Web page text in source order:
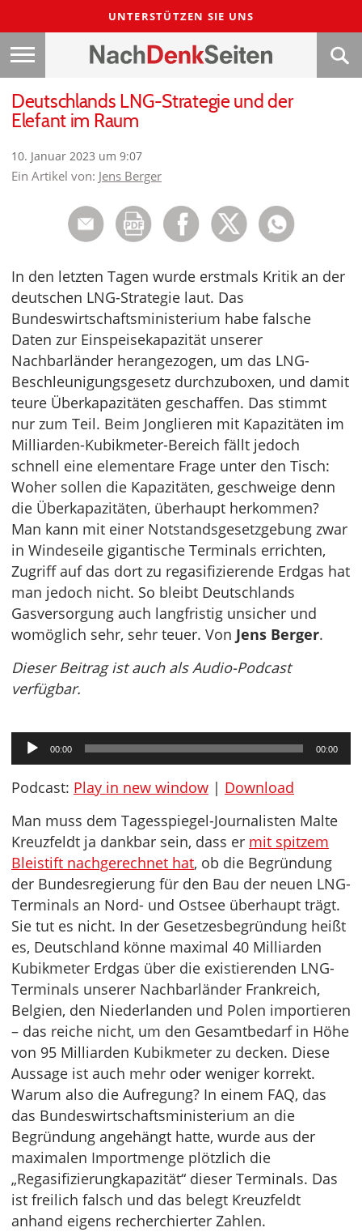
UNTERSTÜTZEN SIE UNS
Deutschlands LNG-Strategie und der
Elefant im Raum
10. Januar 2023 um 9:07
Ein Artikel von: Jens Berger
In den letzten Tagen wurde erstmals Kritik an der
deutschen LNG-Strategie laut. Das
Bundeswirtschaftsministerium habe falsche
Daten zur Einspeisekapazität unserer
Nachbarländer herangezogen, um das LNG-
Beschleunigungsgesetz durchzuboxen, und damit
teure Überkapazitäten geschaffen. Das stimmt
nur zum Teil. Beim Jonglieren mit Kapazitäten im
Milliarden-Kubikmeter-Bereich fällt jedoch
schnell eine elementare Frage unter den Tisch:
Woher sollen die Kapazitäten, geschweige denn
die Überkapazitäten, überhaupt herkommen?
Man kann mit einer Notstandsgesetzgebung zwar
in Windeseile gigantische Terminals errichten,
Zugriff auf das dort zu regasifizierende Erdgas hat
man jedoch nicht. So bleibt Deutschlands
Gasversorgung auch langfristig unsicher und
womöglich sehr, sehr teuer. Von Jens Berger.
Dieser Beitrag ist auch als Audio-Podcast
verfügbar.
Audio-
Player
00:00 00:00
Podcast: Play in new window | Download
Man muss dem Tagesspiegel-Journalisten Malte
Kreuzfeldt ja dankbar sein, dass er mit spitzem
Bleistift nachgerechnet hat, ob die Begründung
der Bundesregierung für den Bau der neuen LNG-
Terminals an Nord- und Ostsee überhaupt trägt.
Sie tut es nicht. In der Gesetzesbegründung heißt
es, Deutschland könne maximal 40 Milliarden
Kubikmeter Erdgas über die existierenden LNG-
Terminals unserer Nachbarländer Frankreich,
Belgien, den Niederlanden und Polen importieren
– das reiche nicht, um den Gesamtbedarf in Höhe
von 95 Milliarden Kubikmeter zu decken. Diese
Aussage ist auch mehr oder weniger korrekt.
Warum also die Aufregung? In einem FAQ, das
das Bundeswirtschaftsministerium an die
Begründung angehängt hatte, wurde aus der
maximalen Importmenge plötzlich die
„Regasifizierungkapazität“ dieser Terminals. Das
ist freilich falsch und das belegt Kreuzfeldt
anhand eigens recherchierter Zahlen.